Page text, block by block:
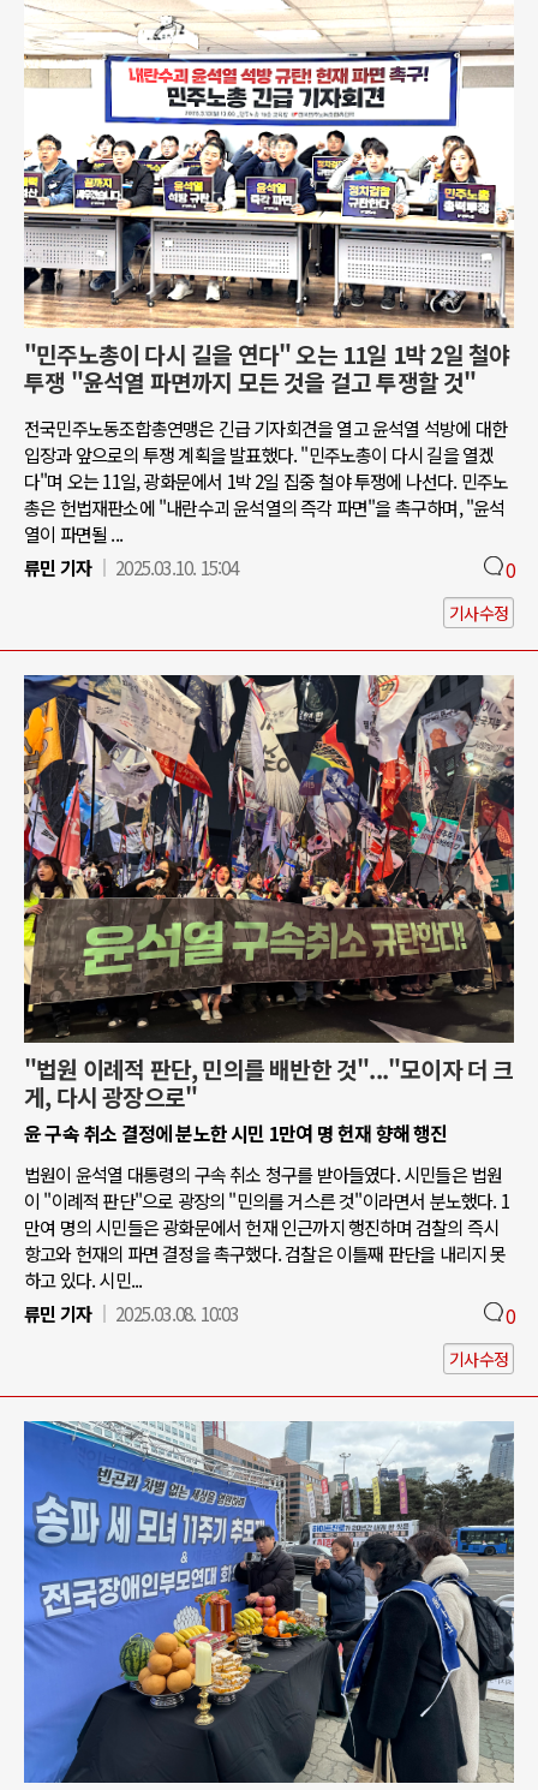
"민주노총이 다시 길을 연다" 오는 11일 1박 2일 철야
투쟁 "윤석열 파면까지 모든 것을 걸고 투쟁할 것"
전국민주노동조합총연맹은 긴급 기자회견을 열고 윤석열 석방에 대한
입장과 앞으로의 투쟁 계획을 발표했다. "민주노총이 다시 길을 열겠
다"며 오는 11일, 광화문에서 1박 2일 집중 철야 투쟁에 나선다. 민주노
총은 헌법재판소에 "내란수괴 윤석열의 즉각 파면"을 촉구하며, "윤석
열이 파면될 ...
류민 기자
2025.03.10. 15:04 0
기사수정
"법원 이례적 판단, 민의를 배반한 것"..."모이자 더 크
게, 다시 광장으로"
윤 구속 취소 결정에 분노한 시민 1만여 명 헌재 향해 행진
법원이 윤석열 대통령의 구속 취소 청구를 받아들였다. 시민들은 법원
이 "이례적 판단"으로 광장의 "민의를 거스른 것"이라면서 분노했다. 1
만여 명의 시민들은 광화문에서 헌재 인근까지 행진하며 검찰의 즉시
항고와 헌재의 파면 결정을 촉구했다. 검찰은 이틀째 판단을 내리지 못
하고 있다. 시민...
류민 기자
2025.03.08. 10:03 0
기사수정